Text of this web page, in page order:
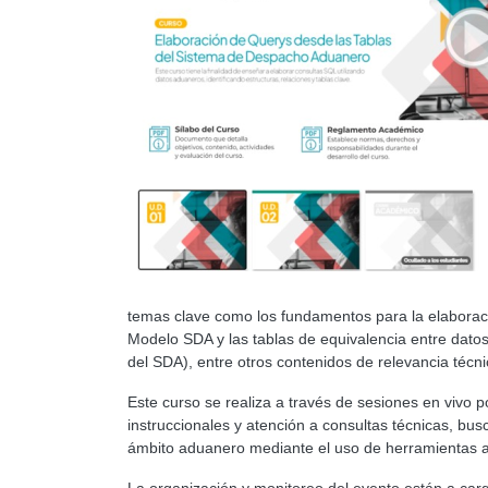
temas clave como los fundamentos para la
Modelo SDA y las tablas de equivalencia entre
del SDA), entre otros contenidos de relevancia
Este curso se realiza a través de sesiones en vivo
instruccionales y atención a consultas técnicas,
ámbito aduanero mediante el uso de herramientas